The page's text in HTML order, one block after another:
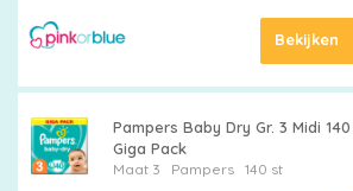
Bekijken
Pampers Baby Dry Gr. 3 Midi
Giga Pack
Maat 3 Pampers
140 st